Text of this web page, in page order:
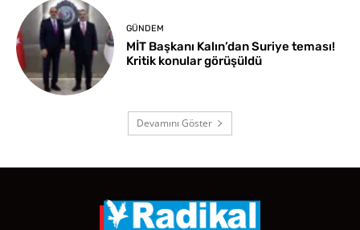
GÜNDEM
MİT Başkanı Kalın’dan Suriye teması!
Kritik konular görüşüldü
Devamını Göster